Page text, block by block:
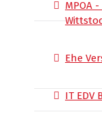
MPOA
Ehe
IT EDV